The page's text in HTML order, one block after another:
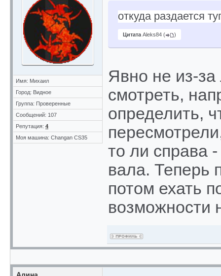
Имя: Михаил
Город: Видное
Группа: Проверенные
Сообщений: 107
Репутация: 4
Моя машина: Changan CS35
Цитата Aleks84 ( )
откуда раздается
Явно не из-
смотреть,
определить,
то ли справа
вала. Теперь
потом ехать
возможности